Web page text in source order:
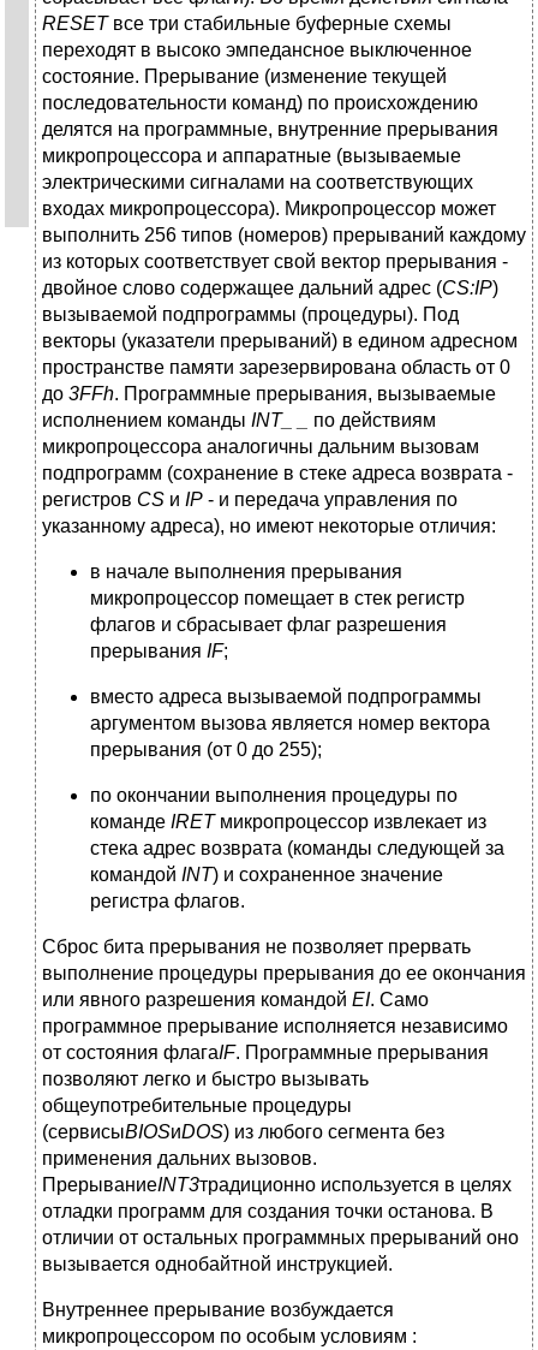
RESETвсе три стабильные буферные схемы
переходят в высоко эмпедансное выключенное
состояние. Прерывание (изменение текущей
последовательности команд) по происхождению
делятся на программные, внутренние прерывания
микропроцессора и аппаратные (вызываемые
электрическими сигналами на соответствующих
входах микропроцессора). Микропроцессор может
выполнить 256 типов (номеров) прерываний каждому
из которых соответствует свой вектор прерывания -
двойное слово содержащее дальний адрес (CS:IP)
вызываемой подпрограммы (процедуры). Под
векторы (указатели прерываний) в едином адресном
пространстве памяти зарезервирована область от 0
до 3FFh. Программные прерывания, вызываемые
исполнением команды INT_ _
по действиям
микропроцессора аналогичны дальним вызовам
подпрограмм (сохранение в стеке адреса возврата -
регистров CS и IP - и передача управления по
указанному адреса), но имеют некоторые отличия:
в начале выполнения прерывания
микропроцессор помещает в стек регистр
флагов и сбрасывает флаг разрешения
прерывания IF;
вместо адреса вызываемой подпрограммы
аргументом вызова является номер вектора
прерывания (от 0 до 255);
по окончании выполнения процедуры по
команде IRETмикропроцессор извлекает из
стека адрес возврата (команды следующей за
командой INT) и сохраненное значение
регистра флагов.
Сброс бита прерывания не позволяет прервать
выполнение процедуры прерывания до ее окончания
или явного разрешения командой EI. Само
программное прерывание исполняется независимо
от состояния флагаIF. Программные прерывания
позволяют легко и быстро вызывать
общеупотребительные процедуры
(сервисыBIOSиDOS) из любого сегмента без
применения дальних вызовов.
ПрерываниеINT3традиционно используется в целях
отладки программ для создания точки останова. В
отличии от остальных программных прерываний оно
вызывается однобайтной инструкцией.
Внутреннее прерывание возбуждается
микропроцессором по особым условиям :